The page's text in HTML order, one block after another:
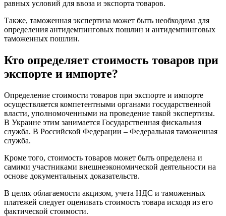
равных условий для ввоза и экспорта товаров.
Также, таможенная экспертиза может быть необходима для
определения антидемпинговых пошлин и антидемпинговых
таможенных пошлин.
Кто определяет стоимость товаров при
экспорте и импорте?
Определение стоимости товаров при экспорте и импорте
осуществляется компетентными органами государственной
власти, уполномоченными на проведение такой экспертизы.
В Украине этим занимается Государственная фискальная
служба. В Российской Федерации – Федеральная таможенная
служба.
Кроме того, стоимость товаров может быть определена и
самими участниками внешнеэкономической деятельности на
основе документальных доказательств.
В целях облагаемости акцизом, учета НДС и таможенных
платежей следует оценивать стоимость товара исходя из его
фактической стоимости.